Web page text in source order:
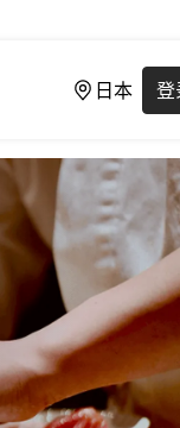
日本 登